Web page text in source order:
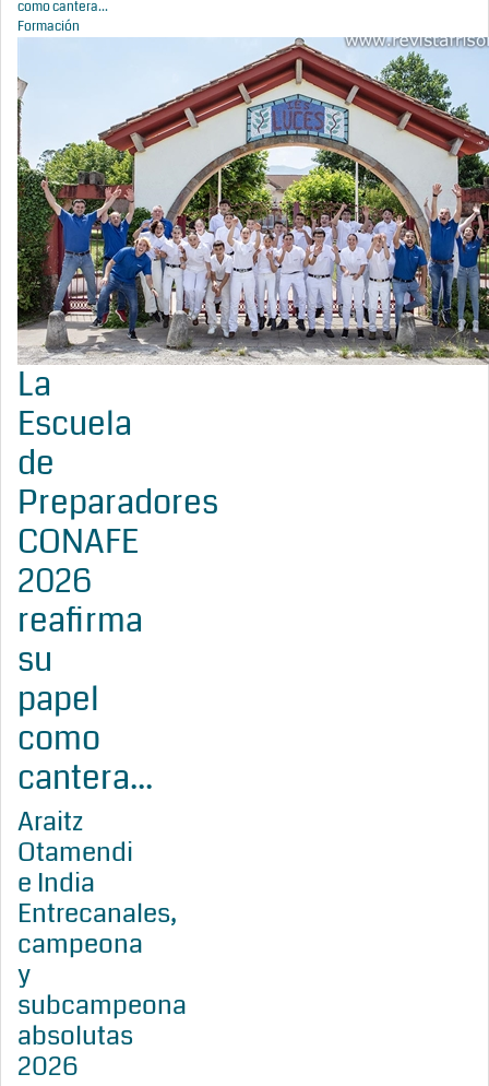
como cantera...
Formación
La
Escuela
de
Preparadores
CONAFE
2026
reafirma
su
papel
como
cantera...
Araitz
Otamendi
e India
Entrecanales,
campeona
y
subcampeona
absolutas
2026